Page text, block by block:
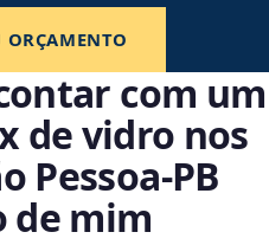
ORÇAMENTO
com um
de vidro nos
Pessoa‑PB
de mim